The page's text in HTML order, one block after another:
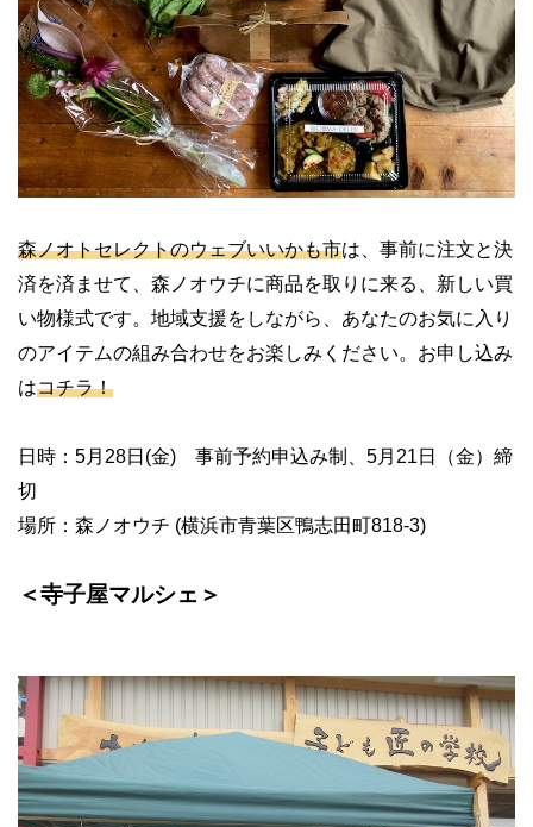
森ノオトセレクトのウェブいいかも市は、事前に注文と決
済を済ませて、森ノオウチに商品を取りに来る、新しい買
い物様式です。地域支援をしながら、あなたのお気に入り
のアイテムの組み合わせをお楽しみください。お申し込み
はコチラ！
日時： 5月 28日 (金) 事前予約申込み制、 5月 21 日（金）締
切
場所：森ノオウチ (横浜市青葉区鴨志田町818-3)
＜寺子屋マルシェ＞